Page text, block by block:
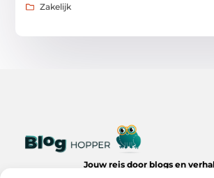
Zakelijk
Jouw reis door blogs en